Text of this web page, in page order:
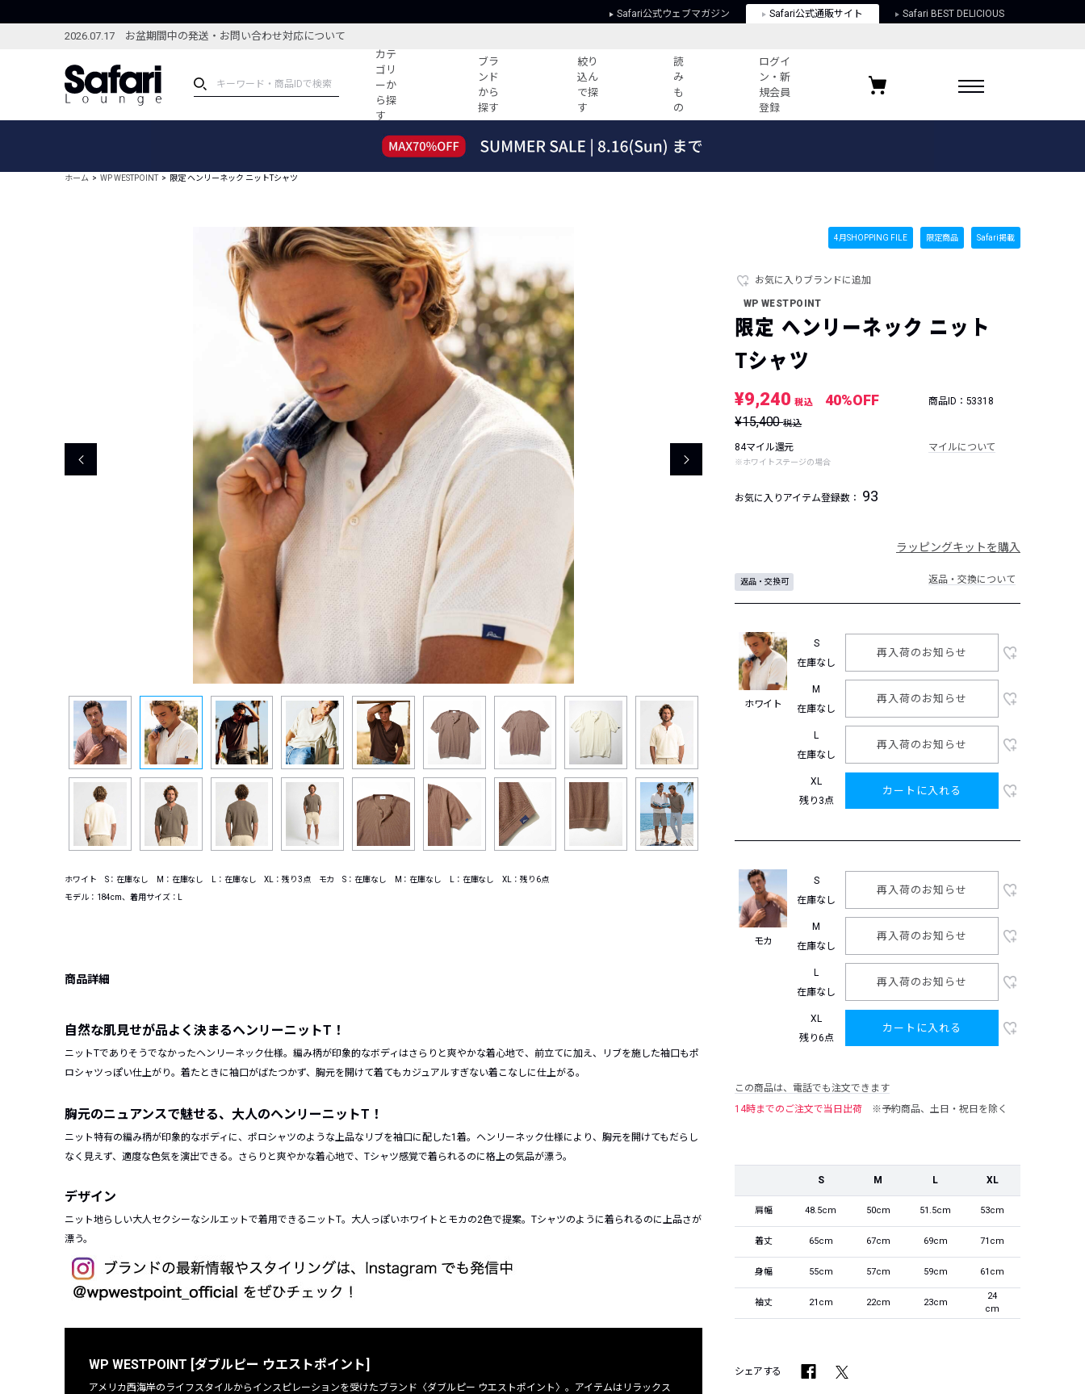
Safari公式ウェブマガジン Safari公式通販サイト Safari BEST DELICIOUS
2026.07.17 お盆期間中の発送・お問い合わせ対応について
カテ
ゴリ
ーか
ら探
す
ブラ
ンド
から
探す
絞り
込ん
で探
す
読
み
も
の
ログイ
ン・新
規会員
登録
ブランドから探す
特集記事
コーディネート
編集部のおすすめコーディネート
すべての記事
新ブランドご紹介！
人気記事ランキング
バイヤーズ レコメンド
今週の別注アイテム
ウィークリーコーデ
レコメンドアイテム
ピックアップアイテム
フォーカスブランド
セールおすすめアイテム
特定商取引に関する法律
お気に入りブランド
ホーム WP WESTPOINT 限定 ヘンリーネック ニットTシャツ
ホワイト S：在庫なし M：在庫なし L：在庫なし XL：残り3点 モカ S：在庫なし M：在庫なし L：在庫なし XL：残り6点
モデル：184cm、着用サイズ：L
商品詳細
自然な肌見せが品よく 決まるヘンリーニットT！
ニットTでありそうでなかったヘンリーネック仕様。編み柄が印象的なボディはさらりと爽やかな着心地で、前立てに加え、リブを施した袖口もポ
ロシャツっぽい仕上がり。着たときに袖口がばたつかず、胸元を開けて着てもカジュアルすぎない着こなしに仕上がる。
胸元のニュアンスで魅せる、大人のヘンリーニットT！
ニット特有の編み柄が印象的なボディに、ポロシャツのような上品なリブを袖口に配した1着。ヘンリーネック仕様により、胸元を開けてもだらし
なく見えず、適度な色気を演出できる。さらりと爽やかな着心地で、Tシャツ感覚で着られるのに格上の気品が漂う。
デザイン
ニット地らしい大人セクシーなシルエットで着用できるニットT。大人っぽいホワイトとモカの2色で提案。Tシャツのように着られるのに上品さが
漂う。
WP WESTPOINT [ダブルピー ウエストポイント]
アメリカ西海岸のライフスタイルからインスピレーションを受けたブランド〈ダブルピー ウエストポイント〉。アイテムはリラックス
Safari掲載
限定商品
4月SHOPPING FILE
お気に入りブランドに追加
WP WESTPOINT
限定 ヘンリーネック ニット
Tシャツ
¥9,240税込 40%OFF 商品ID：53318
¥15,400税込
84マイル還元
※ホワイトステージの場合
マイルについて
お気に入りアイテム登録数： 93
ラッピングキットを購入
返品・交換可 返品・交換について
ホワイト
S
在庫なし
再入荷のお知らせ
M
在庫なし
再入荷のお知らせ
L
在庫なし
再入荷のお知らせ
XL
残り3点
カートに入れる
モカ
S
在庫なし
再入荷のお知らせ
M
在庫なし
再入荷のお知らせ
L
在庫なし
再入荷のお知らせ
XL
残り6点
カートに入れる
この商品は、電話でも注文できます
14時までのご注文で当日出荷
※予約商品、土日・祝日を除く
S M L XL
肩幅 48.5cm 50cm 51.5cm 53cm
着丈 65cm 67cm 69cm 71cm
身幅 55cm 57cm 59cm 61cm
袖丈 21cm 22cm 23cm
24
cm
シェアする